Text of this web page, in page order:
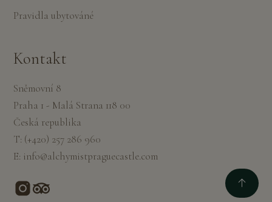
Pravidla ubytováné
Kontakt
Sněmovní 8
Praha 1 - Malá Strana 118 00
Česká republika
T: (+420) 257 286 960
E: info@alchymistpraguecastle.com